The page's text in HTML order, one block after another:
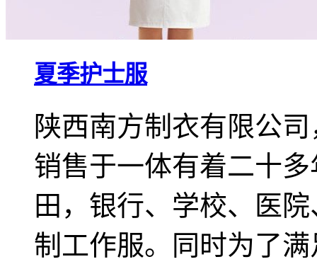
夏季护士服
陕西南方制衣有限公
销售于一体有着二十
田，银行、学校、医
制工作服。同时为了